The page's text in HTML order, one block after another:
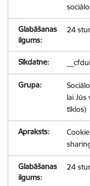
24
lai Jūs
tīklos)
24